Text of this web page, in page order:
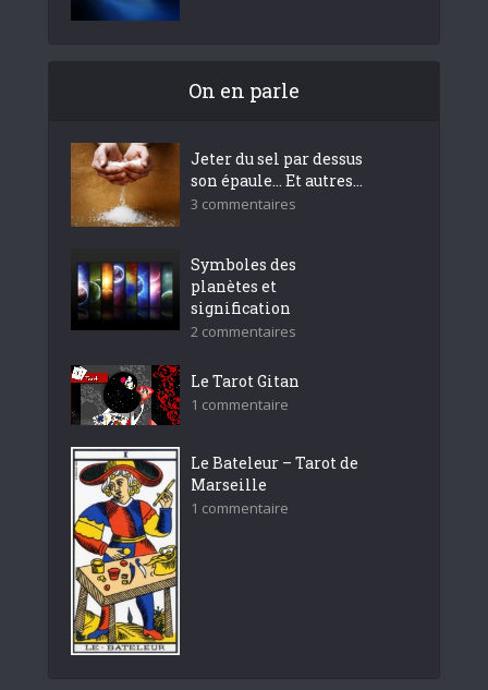
On en parle
Jeter du sel par dessus
son épaule… Et autres...
3 commentaires
Symboles des
planètes et
signification
2 commentaires
Le Tarot Gitan
1 commentaire
Le Bateleur – Tarot de
Marseille
1 commentaire